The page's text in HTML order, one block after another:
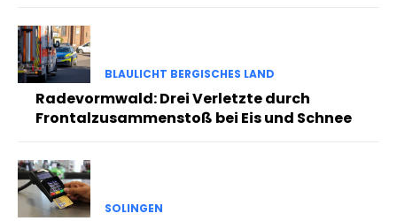
BLAULICHT BERGISCHES LAND
Radevormwald: Drei Verletzte durch
Frontalzusammenstoß bei Eis und Schnee
SOLINGEN